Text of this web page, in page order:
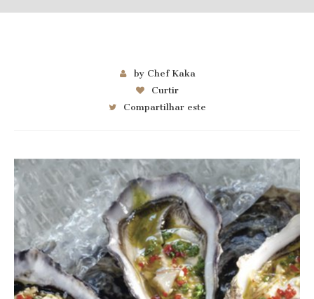
by Chef Kaka
Curtir
Compartilhar este